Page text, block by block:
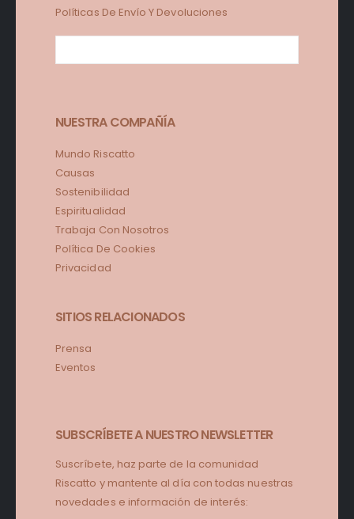
Políticas De Envío Y Devoluciones
NUESTRA COMPAÑÍA
Mundo Riscatto
Causas
Sostenibilidad
Espiritualidad
Trabaja Con Nosotros
Política De Cookies
Privacidad
SITIOS RELACIONADOS
Prensa
Eventos
SUBSCRÍBETE A NUESTRO NEWSLETTER
Suscríbete, haz parte de la comunidad
Riscatto y mantente al día con todas nuestras
novedades e información de interés: